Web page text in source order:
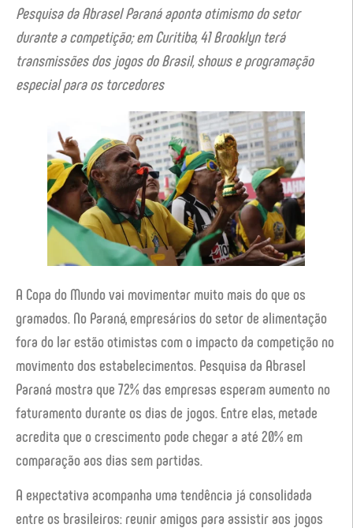
Pesquisa da Abrasel Paraná aponta otimismo do setor
durante a competição; em Curitiba, 41 Brooklyn terá
transmissões dos jogos do Brasil, shows e programação
especial para os torcedores
A Copa do Mundo vai movimentar muito mais do que os
gramados. No Paraná, empresários do setor de alimentação
fora do lar estão otimistas com o impacto da competição no
movimento dos estabelecimentos. Pesquisa da Abrasel
Paraná mostra que 72% das empresas esperam aumento no
faturamento durante os dias de jogos. Entre elas, metade
acredita que o crescimento pode chegar a até 20% em
comparação aos dias sem partidas.
A expectativa acompanha uma tendência já consolidada
entre os brasileiros: reunir amigos para assistir aos jogos